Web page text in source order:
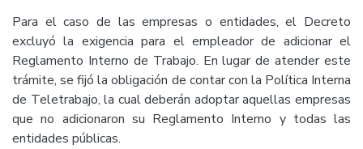
Para el caso de las empresas o entidades, el Decreto
excluyó la exigencia para el empleador de adicionar el
Reglamento Interno de Trabajo. En lugar de atender este
trámite, se fijó la obligación de contar con la Política Interna
de Teletrabajo, la cual deberán adoptar aquellas empresas
que no adicionaron su Reglamento Interno y todas las
entidades públicas.